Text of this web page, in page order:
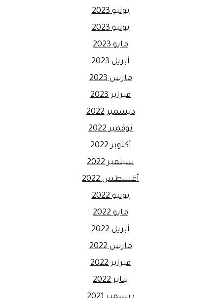
يوليو 2023
يونيو 2023
مايو 2023
أبريل 2023
مارس 2023
فبراير 2023
ديسمبر 2022
نوفمبر 2022
أكتوبر 2022
سبتمبر 2022
أغسطس 2022
يونيو 2022
مايو 2022
أبريل 2022
مارس 2022
فبراير 2022
يناير 2022